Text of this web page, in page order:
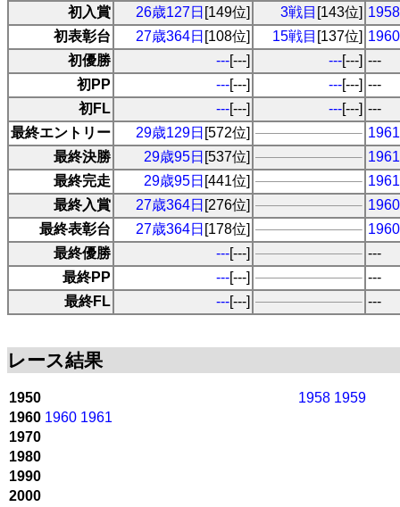
初入賞
26歳127日 [149位] 3戦目 [143位]
初表彰台
27歳364日 [108位] 15戦目 [137位]
初優勝
---[---] ---[---] ---
初PP
---[---] ---[---] ---
初FL
---[---] ---[---] ---
最終エントリー
29歳129日 [572位]
最終決勝
29歳95日 [537位]
最終完走
29歳95日 [441位]
最終入賞
27歳364日 [276位]
最終表彰台
27歳364日 [178位]
最終優勝
---[---]
---
最終PP
---[---]
---
最終FL
---[---] ---
レース結果
1950 1958 1959
1960 1960 1961
1970
1980
1990
2000